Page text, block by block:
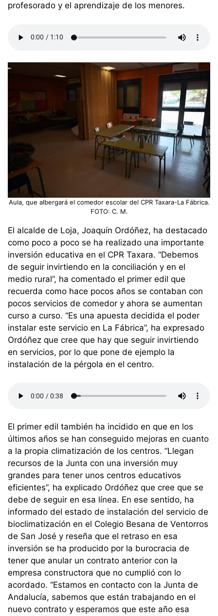
profesorado y el aprendizaje de los menores.
Aula, que albergará el comedor escolar del CPR Taxara-La Fábrica.
FOTO: C. M.
El alcalde de Loja, Joaquín Ordóñez, ha destacado
como poco a poco se ha realizado una importante
inversión educativa en el CPR Taxara. “Debemos
de seguir invirtiendo en la conciliación y en el
medio rural”, ha comentado el primer edil que
recuerda como hace pocos años se contaban con
pocos servicios de comedor y ahora se aumentan
curso a curso. “Es una apuesta decidida el poder
instalar este servicio en La Fábrica”, ha expresado
Ordóñez que cree que hay que seguir invirtiendo
en servicios, por lo que pone de ejemplo la
instalación de la pérgola en el centro.
El primer edil también ha incidido en que en los
últimos años se han conseguido mejoras en cuanto
a la propia climatización de los centros. “Llegan
recursos de la Junta con una inversión muy
grandes para tener unos centros educativos
eficientes”, ha explicado Ordóñez que cree que se
debe de seguir en esa línea. En ese sentido, ha
informado del estado de instalación del servicio de
bioclimatización en el Colegio Besana de Ventorros
de San José y reseña que el retraso en esa
inversión se ha producido por la burocracia de
tener que anular un contrato anterior con la
empresa constructora que no cumplió con lo
acordado. “Estamos en contacto con la Junta de
Andalucía, sabemos que están trabajando en el
nuevo contrato y esperamos que este año esa